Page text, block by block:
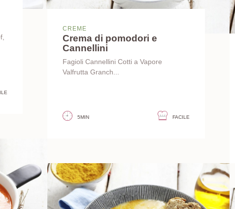
CREME
Crema di pomodori e
Cannellini
Fagioli Cannellini Cotti a Vapore
Valfrutta Granch...
5MIN FACILE